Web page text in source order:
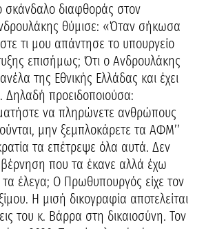
σκάνδαλο διαφθοράς στον
θύμισε: «Όταν σήκωσα
τι μου απάντησε το υπουργείο
επισήμως; Ότι ο Ανδρουλάκης
της Εθνικής Ελλάδας και έχει
Δηλαδή προειδοποιούσα:
να πληρώνετε ανθρώπους
μην ξεμπλοκάρετε τα ΑΦΜ’’
τα επέτρεψε όλα αυτά. Δεν
που τα έκανε αλλά έχω
έλεγα; Ο Πρωθυπουργός είχε τον
Η μισή δικογραφία αποτελείται
του κ. Βάρρα στη δικαιοσύνη. Τον